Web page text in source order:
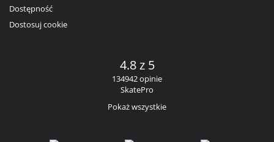
Dostępność
Dostosuj cookie
4.8 z 5
134942 opinie
SkatePro
Pokaż wszystkie